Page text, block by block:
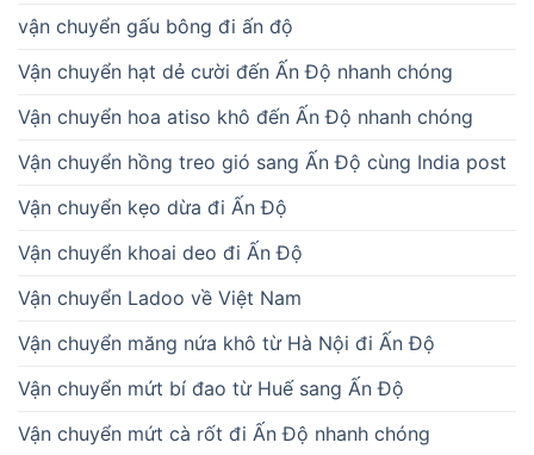
vận chuyển gấu bông đi ấn độ
Vận chuyển hạt dẻ cười đến Ấn Độ nhanh chóng
Vận chuyển hoa atiso khô đến Ấn Độ nhanh chóng
Vận chuyển hồng treo gió sang Ấn Độ cùng India post
Vận chuyển kẹo dừa đi Ấn Độ
Vận chuyển khoai deo đi Ấn Độ
Vận chuyển Ladoo về Việt Nam
Vận chuyển măng nứa khô từ Hà Nội đi Ấn Độ
Vận chuyển mứt bí đao từ Huế sang Ấn Độ
Vận chuyển mứt cà rốt đi Ấn Độ nhanh chóng